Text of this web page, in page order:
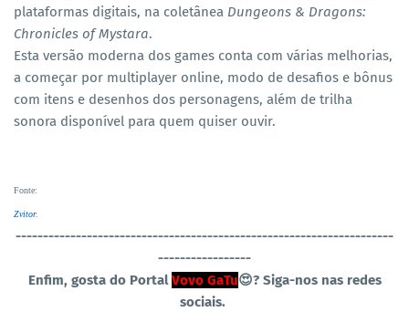
plataformas digitais, na coletânea Dungeons & Dragons:
Chronicles of Mystara.
Esta versão moderna dos games conta com várias melhorias,
a começar por multiplayer online, modo de desafios e bônus
com itens e desenhos dos personagens, além de trilha
sonora disponível para quem quiser ouvir.
Fonte:
Zvitor.
---------------------------------------------------------------------
-----------------
Enfim, gosta do PortalVovo GaTu😍? Siga-nos nas redes
sociais.